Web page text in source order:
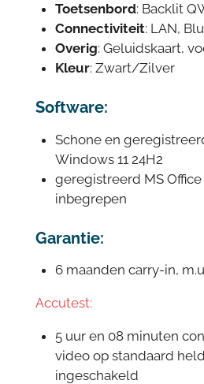
Toetsenbord: Backlit
Connectiviteit: LAN,
Overig: Geluidskaart,
Kleur: Zwart/Zilver
Software:
Schone en
Windows 11 24H2
geregistreerd MS
inbegrepen
Garantie:
6 maanden carry-in,
Accutest:
5 uur en 08 minuten
video op standaard
ingeschakeld